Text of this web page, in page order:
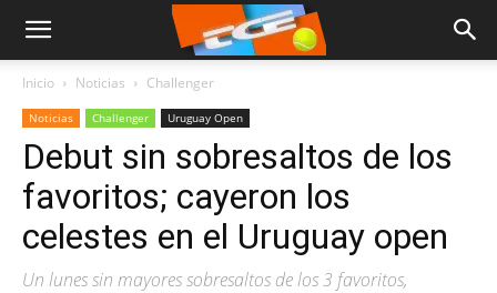
Inicio Noticias Challenger
Noticias Challenger Uruguay Open
Debut sin sobresaltos de los
favoritos; cayeron los
celestes en el Uruguay open
Un lunes sin mayores sobresaltos de los 3 favoritos,